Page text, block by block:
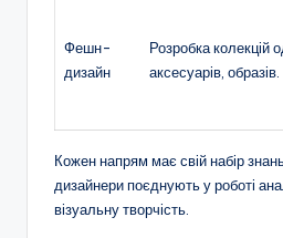
Фешн-
дизайн
Розробка колекцій
аксесуарів, образів.
Кожен напрям має свій набір
дизайнери поєднують у роботі
візуальну творчість.